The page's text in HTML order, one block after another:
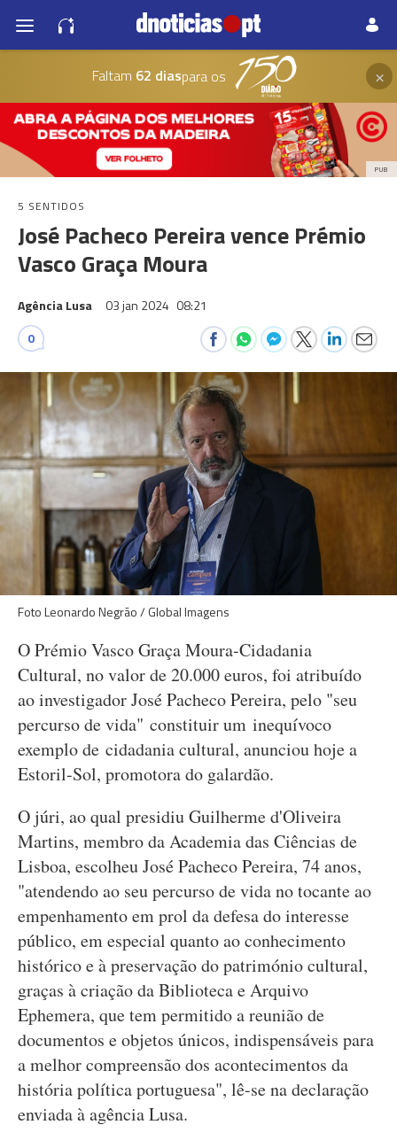
Faltam 62 diaspara os ×
PUB
5 SENTIDOS
José Pacheco Pereira vence Prémio
Vasco Graça Moura
Agência Lusa 03 jan 2024 08:21
0
Foto Leonardo Negrão / Global Imagens
O Prémio Vasco Graça Moura-Cidadania
Cultural, no valor de 20.000 euros, foi atribuído
ao investigador José Pacheco Pereira, pelo "seu
percurso de vida" constituir um inequívoco
exemplo de cidadania cultural, anunciou hoje a
Estoril-Sol, promotora do galardão.
O júri, ao qual presidiu Guilherme d'Oliveira
Martins, membro da Academia das Ciências de
Lisboa, escolheu José Pacheco Pereira, 74 anos,
"atendendo ao seu percurso de vida no tocante ao
empenhamento em prol da defesa do interesse
público, em especial quanto ao conhecimento
histórico e à preservação do património cultural,
graças à criação da Biblioteca e Arquivo
Ephemera, que tem permitido a reunião de
documentos e objetos únicos, indispensáveis para
a melhor compreensão dos acontecimentos da
história política portuguesa", lê-se na declaração
enviada à agência Lusa.